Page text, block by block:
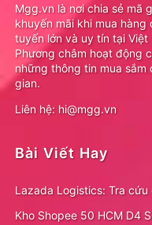
Mgg.vn là nơi chia sẻ mã
khuyến mãi khi mua
tuyến lớn và uy tín tại Việt
Phương châm hoạt động
những thông tin mua sắm
gian.
Liên hệ: hi@mgg.vn
Bài Viết Hay
Lazada Logistics: Tra
Kho Shopee 50 HCM D4